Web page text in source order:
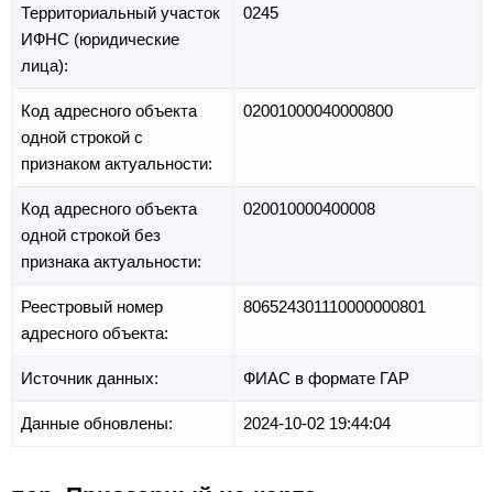
Территориальный участок
ИФНС (юридические
лица):
0245
Код адресного объекта
одной строкой с
признаком актуальности:
02001000040000800
Код адресного объекта
одной строкой без
признака актуальности:
020010000400008
Реестровый номер
адресного объекта:
806524301110000000801
Источник данных: ФИАС в формате ГАР
Данные обновлены: 2024-10-02 19:44:04